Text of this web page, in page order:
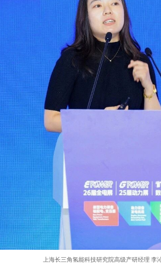
上海长三角氢能科技研究院高级产研经理 李